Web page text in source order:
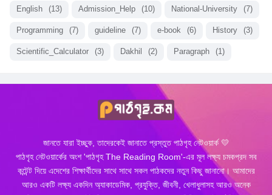
English (13) Admission_Help (10) National-University (7)
Programming (7) guideline (7) e-book (6) History (3)
Scientific_Calculator (3) Dakhil (2) Paragraph (1)
জানতে যারা ইচ্ছুক, তাদেরকেই জানাতে প্রস্তুত পাঠগৃহ নেটওয়ার্ক 💛
পাঠগৃহ নেটওয়ার্কের অংশ 'পাঠগৃহ The Reading Room'-এর মূল লক্ষ্য চমকপ্রদ সব
কন্টেন্ট দিয়ে এদেশের শিক্ষার্থীদের সাথে সাথে সকল পাঠকদের নতুন কিছু জানানো। আমাদের
আরও একটি লক্ষ্য একদিন অ্যাকাডেমিক, প্রযুক্তি, জীবনী, খেলাধুলাসহ আরও অনেক